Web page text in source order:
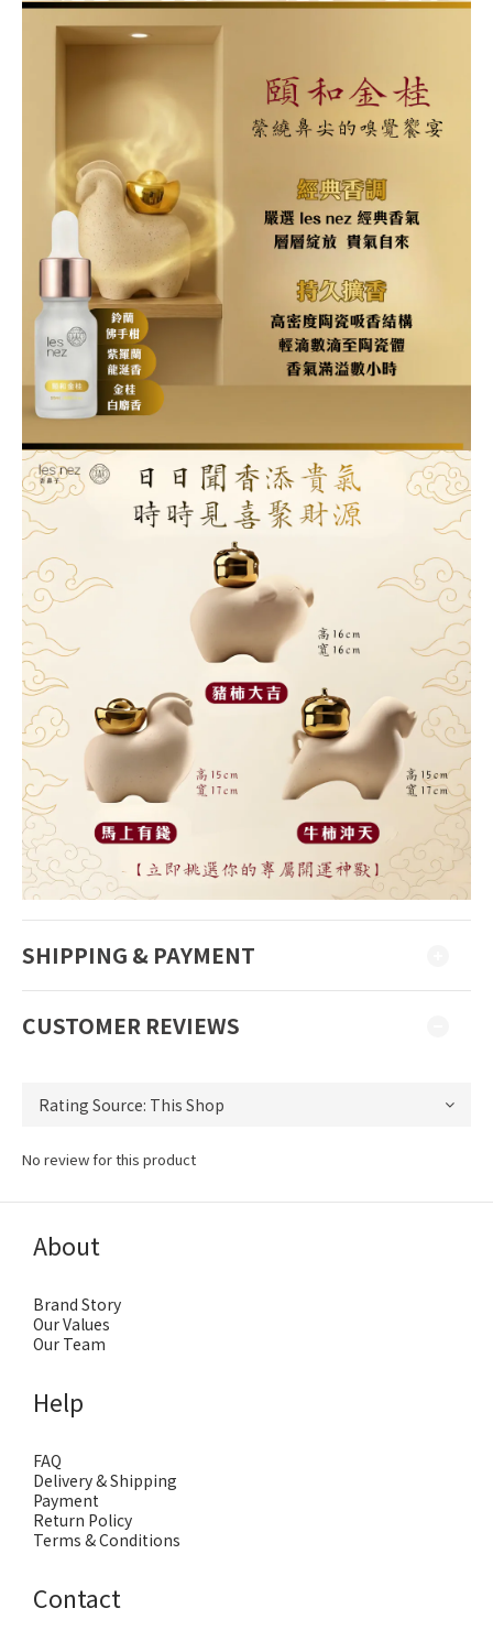
SHIPPING & PAYMENT
CUSTOMER REVIEWS
No review for this product
About
Brand Story
Our Values
Our Team
Help
FAQ
Delivery & Shipping
Payment
Return Policy
Terms & Conditions
Contact